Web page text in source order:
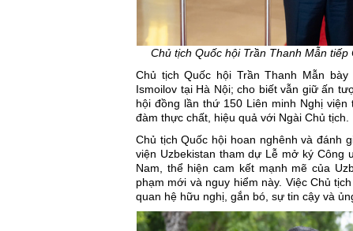
Chủ tịch Quốc hội Trần Thanh Mẫn
Chủ tịch Quốc hội Trần Thanh Mẫn bày
Ismoilov tại Hà Nội; cho biết vẫn giữ ấn
hội đồng lần thứ 150 Liên minh Nghị
đàm thực chất, hiệu quả với Ngài Chủ tịch.
Chủ tịch Quốc hội hoan nghênh và đánh
viện Uzbekistan tham dự Lễ mở ký Công
Nam, thể hiện cam kết mạnh mẽ của
phạm mới và nguy hiểm này. Việc Chủ
quan hệ hữu nghị, gắn bó, sự tin cậy và